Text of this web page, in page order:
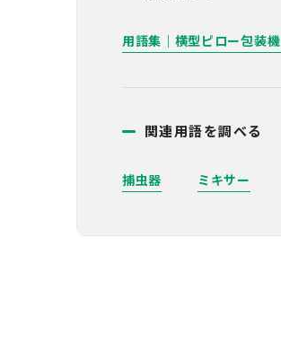
用語集｜横型ピロー包装機
関連用語を調べる
捕虫器 ミキサー